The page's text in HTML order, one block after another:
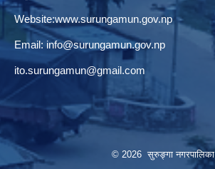
Website:www.surungamun.gov.np
Email: info@surungamun.gov.np
ito.surungamun@gmail.com
© 2026 सुरुङ्‍गा नगरपालिका